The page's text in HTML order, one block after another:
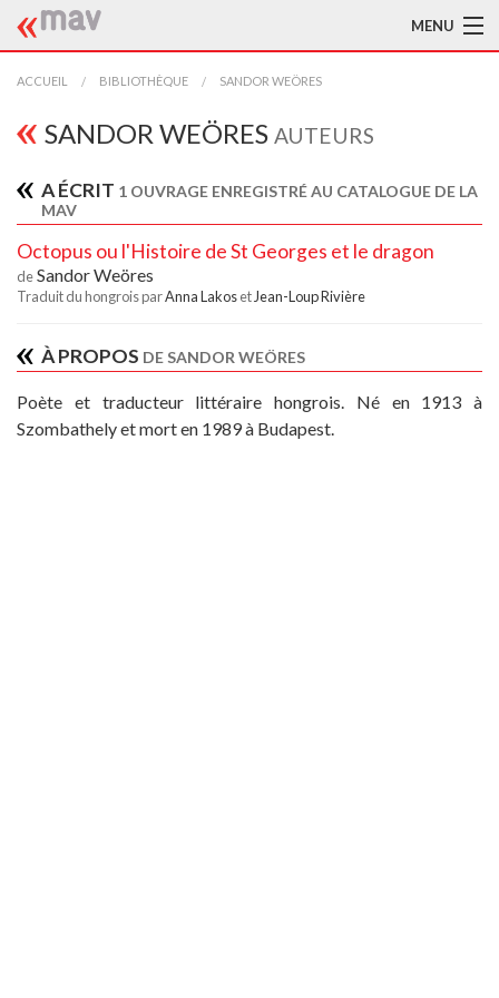
MENU
ACCUEIL
LA MAV
TRADUCTEURS
AIDE À LA TRADUCTION
À L'AFFICHE
ACCUEIL BIBLIOTHÈQUE SANDOR WEÖRES
SANDOR WEÖRES AUTEURS
A ÉCRIT 1 OUVRAGE ENREGISTRÉ AU CATALOGUE DE LA
MAV
Octopus ou l'Histoire de St Georges et le dragon
deSandor Weöres
Traduit du hongrois parAnna Lakoset Jean-Loup Rivière
À PROPOS DE SANDOR WEÖRES
Poète et traducteur littéraire hongrois. Né en 1913 à
Szombathely et mort en 1989 à Budapest.